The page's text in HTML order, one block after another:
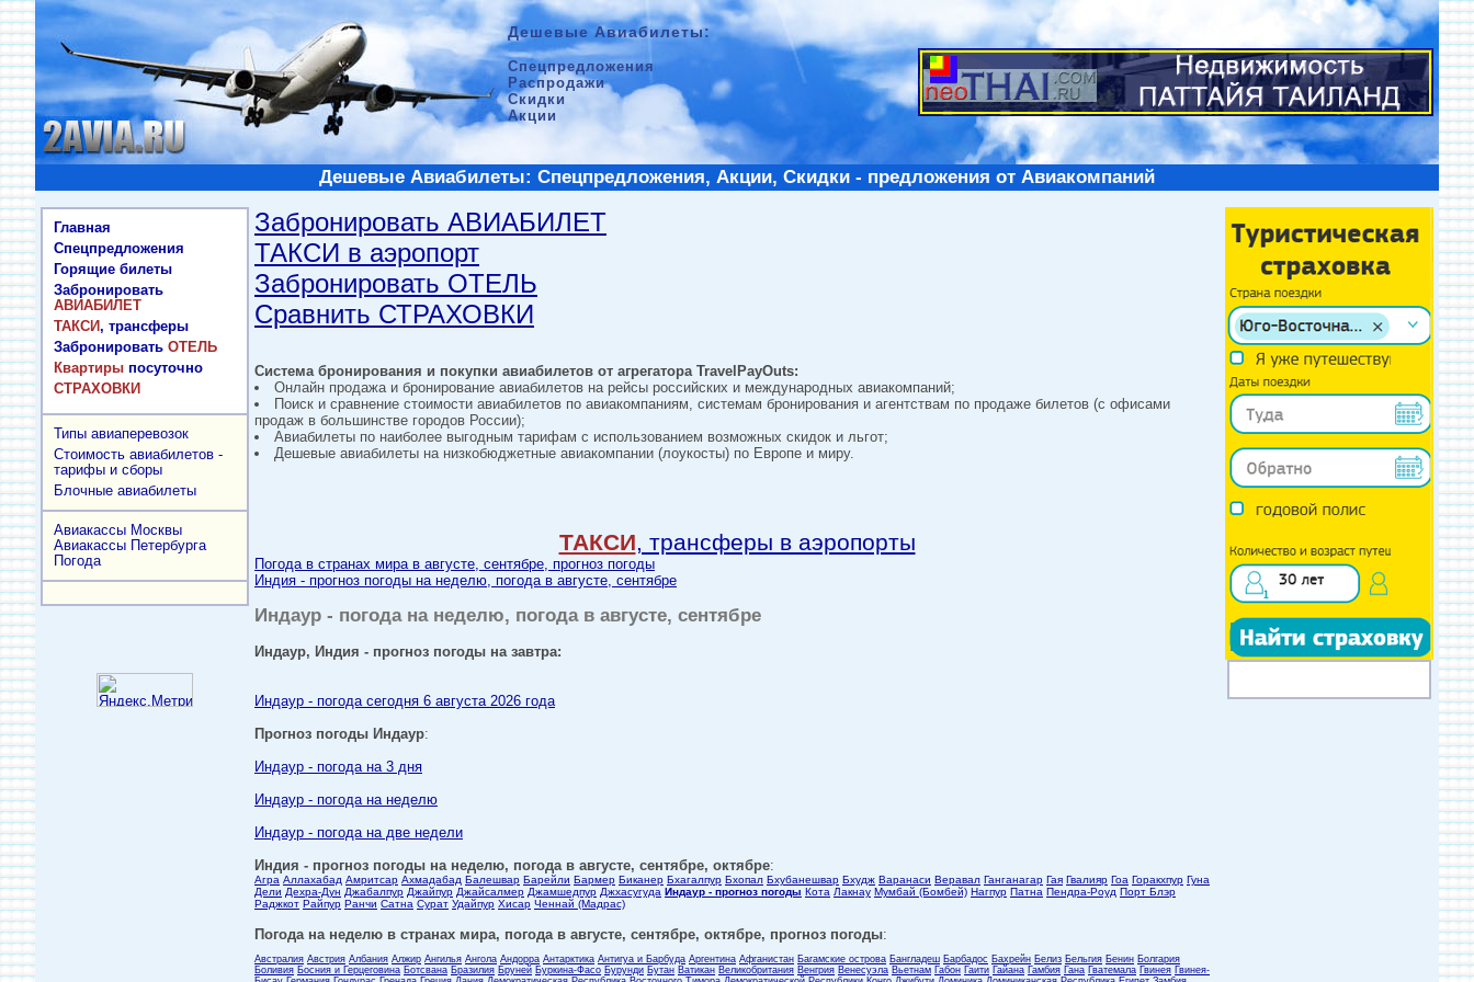
Дешевые Авиабилеты:
Спецпредложения
Распродажи
Скидки
Акции
Дешевые Авиабилеты: Спецпредложения, Акции, Скидки - предложения от Авиакомпаний
Главная
Спецпредложения
Горящие билеты
Забронировать
АВИАБИЛЕТ
ТАКСИ, трансферы
Забронировать ОТЕЛЬ
Квартиры посуточно
СТРАХОВКИ
Типы авиаперевозок
Стоимость авиабилетов -
тарифы и сборы
Блочные авиабилеты
Авиакассы Москвы
Авиакассы Петербурга
Погода
Забронировать АВИАБИЛЕТ
ТАКСИ в аэропорт
Забронировать ОТЕЛЬ
Сравнить СТРАХОВКИ
Система бронирования и покупки авиабилетов от агрегатора TravelPayOuts:
Онлайн продажа и бронирование авиабилетов на рейсы российских и международных авиакомпаний;
Поиск и сравнение стоимости авиабилетов по авиакомпаниям, системам бронирования и агентствам по продаже билетов (с офисами
продаж в большинстве городов России);
Авиабилеты по наиболее выгодным тарифам с использованием возможных скидок и льгот;
Дешевые авиабилеты на низкобюджетные авиакомпании (лоукосты) по Европе и миру.
ТАКСИ, трансферы в аэропорты
Погода в странах мира в августе, сентябре, прогноз погоды
Индия - прогноз погоды на неделю, погода в августе, сентябре
Индаур - погода на неделю, погода в августе, сентябре
Индаур, Индия - прогноз погоды на завтра:
Индаур - погода сегодня 6 августа 2026 года
Прогноз погоды Индаур:
Индаур - погода на 3 дня
Индаур - погода на неделю
Индаур - погода на две недели
Индия - прогноз погоды на неделю, погода в августе, сентябре, октябре:
Агра Аллахабад Амритсар Ахмадабад Балешвар Барейли Бармер Биканер Бхагалпур Бхопал Бхубанешвар Бхудж Варанаси Веравал Ганганагар Гая Гвалияр Гоа Горакхпур Гуна
Дели Дехра-Дун Джабалпур Джайпур Джайсалмер Джамшедпур Джхасугуда Индаур - прогноз погоды Кота Лакнау Мумбай (Бомбей) Нагпур Патна Пендра-Роуд Порт Блэр
Раджкот Райпур Ранчи Сатна Сурат Удайпур Хисар Ченнай (Мадрас)
Погода на неделю в странах мира, погода в августе, сентябре, октябре, прогноз погоды:
Австралия Австрия Албания Алжир Ангилья Ангола Андорра Антарктика Антигуа и Барбуда Аргентина Афганистан Багамские острова Бангладеш Барбадос Бахрейн Белиз Бельгия Бенин Болгария
Боливия Босния и Герцеговина Ботсвана Бразилия Бруней Буркина-Фасо Бурунди Бутан Ватикан Великобритания Венгрия Венесуэла Вьетнам Габон Гаити Гайана Гамбия Гана Гватемала Гвинея Гвинея-